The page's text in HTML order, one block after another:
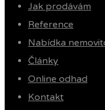
Jak prodávám
Reference
Nabídka
Články
Online odhad
Kontakt